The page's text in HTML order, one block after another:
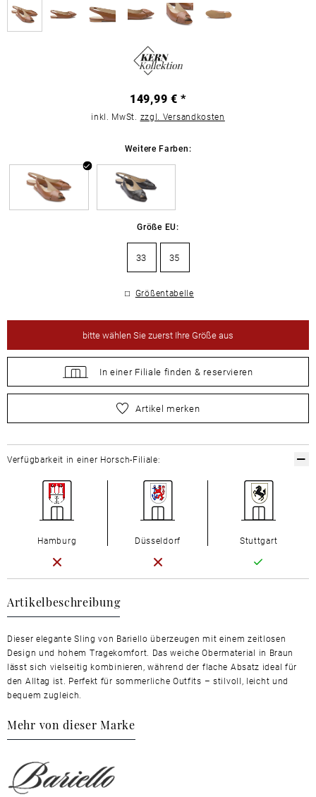
149,99 € *
inkl. MwSt. zzgl. Versandkosten
Weitere Farben:
Größe EU:
33 35
Größentabelle
bittewählen Sie zuerst Ihre Größe aus
In einer Filiale finden & reservieren
wählen Sie zuerst Ihre Größe aus
Artikel merken
Artikelbeschreibung
Dieser elegante Sling von Bariello überzeugen mit einem zeitlosen
Design und hohem Tragekomfort. Das weiche Obermaterial in Braun
lässt sich vielseitig kombinieren, während der flache Absatz ideal für
den Alltag ist. Perfekt für sommerliche Outfits – stilvoll, leicht und
bequem zugleich.
Mehr von dieser Marke
Verfügbarkeit in einer Horsch-Filiale:
Hamburg Düsseldorf Stuttgart